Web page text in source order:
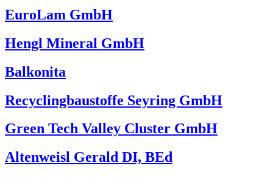
EuroLam GmbH
Hengl Mineral GmbH
Balkonita
Recyclingbaustoffe Seyring GmbH
Green Tech Valley Cluster GmbH
Altenweisl Gerald DI, BEd